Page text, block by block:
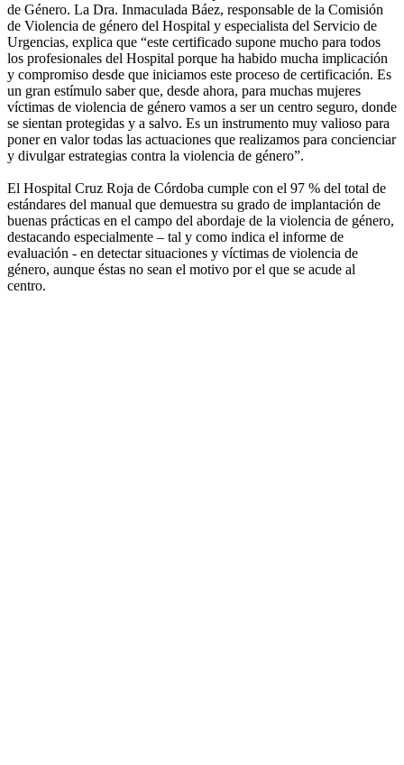
de Género. La Dra. Inmaculada Báez, responsable de la Comisión
de Violencia de género del Hospital y especialista del Servicio de
Urgencias, explica que “este certificado supone mucho para todos
los profesionales del Hospital porque ha habido mucha implicación
y compromiso desde que iniciamos este proceso de certificación. Es
un gran estímulo saber que, desde ahora, para muchas mujeres
víctimas de violencia de género vamos a ser un centro seguro, donde
se sientan protegidas y a salvo. Es un instrumento muy valioso para
poner en valor todas las actuaciones que realizamos para concienciar
y divulgar estrategias contra la violencia de género”.
El Hospital Cruz Roja de Córdoba cumple con el 97 % del total de
estándares del manual que demuestra su grado de implantación de
buenas prácticas en el campo del abordaje de la violencia de género,
destacando especialmente – tal y como indica el informe de
evaluación - en detectar situaciones y víctimas de violencia de
género, aunque éstas no sean el motivo por el que se acude al
centro.